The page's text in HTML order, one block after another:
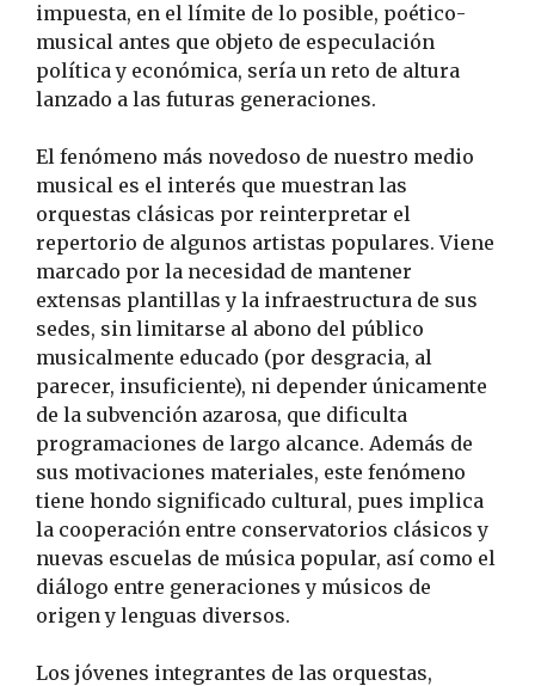
impuesta, en el límite de lo posible, poético-
musical antes que objeto de especulación
política y económica, sería un reto de altura
lanzado a las futuras generaciones.
El fenómeno más novedoso de nuestro medio
musical es el interés que muestran las
orquestas clásicas por reinterpretar el
repertorio de algunos artistas populares. Viene
marcado por la necesidad de mantener
extensas plantillas y la infraestructura de sus
sedes, sin limitarse al abono del público
musicalmente educado (por desgracia, al
parecer, insuficiente), ni depender únicamente
de la subvención azarosa, que dificulta
programaciones de largo alcance. Además de
sus motivaciones materiales, este fenómeno
tiene hondo significado cultural, pues implica
la cooperación entre conservatorios clásicos y
nuevas escuelas de música popular, así como el
diálogo entre generaciones y músicos de
origen y lenguas diversos.
Los jóvenes integrantes de las orquestas,